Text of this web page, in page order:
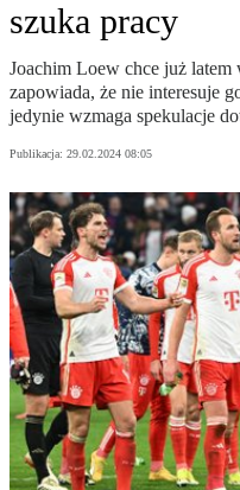
szuka pracy
Joachim Loew chce już latem
zapowiada, że nie interesuje
jedynie wzmaga spekulacje
Publikacja: 29.02.2024 08:05